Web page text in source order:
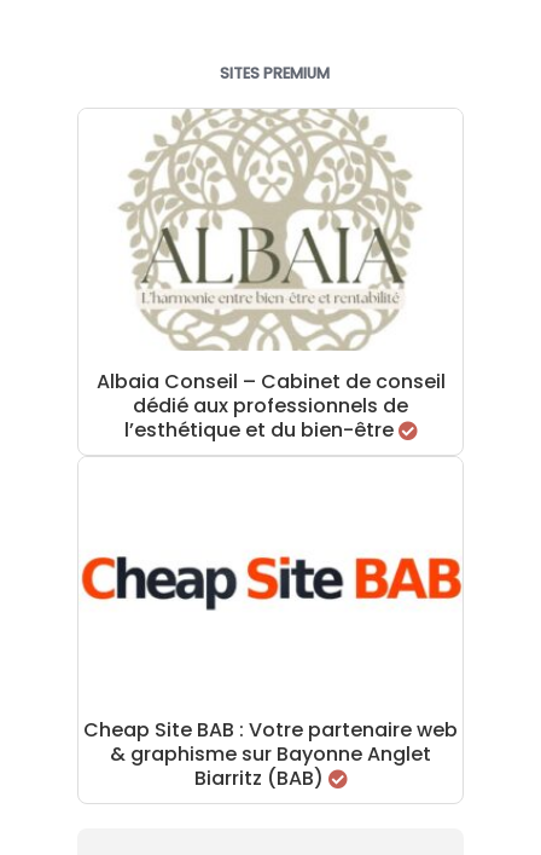
SITES PREMIUM
Albaia Conseil – Cabinet de conseil
dédié aux professionnels de
l’esthétique et du bien-être
Cheap Site BAB : Votre partenaire web
& graphisme sur Bayonne Anglet
Biarritz (BAB)